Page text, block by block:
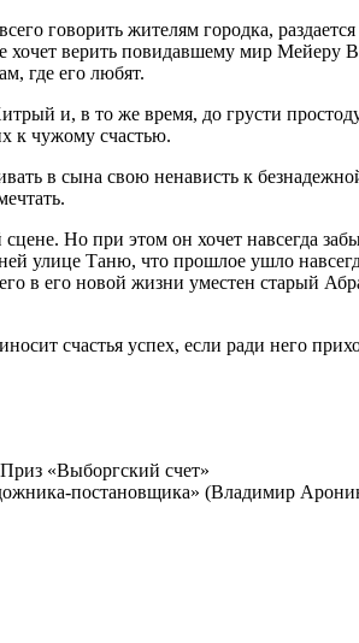
говорить жителям городка,
верить повидавшему мир Мейеру
где его любят.
и, в то же время, до грусти
к чужому счастью.
в сына свою ненависть к
Но при этом он хочет навсегда
улице Таню, что прошлое ушло
в его новой жизни уместен старый
счастья успех, если ради него
«Выборгский счет»
постановщика» (Владимир